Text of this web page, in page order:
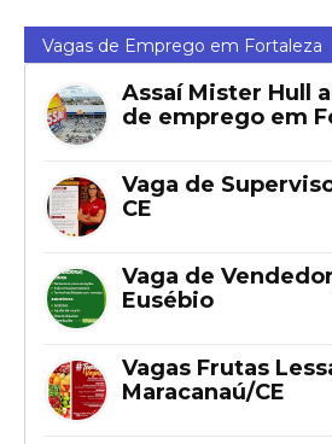
Vagas de Emprego em Fortaleza
Assaí Mister Hull
de emprego em
Vaga de
CE
Vaga de
Eusébio
Vagas Frutas
Maracanaú/CE